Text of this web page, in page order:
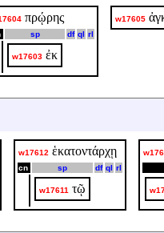
πρῴρης
sp df ql rl
w17603 ἐκ
w17605
w17612 ἑκατοντάρχῃ
cn sp df ql rl
w17611 τῷ